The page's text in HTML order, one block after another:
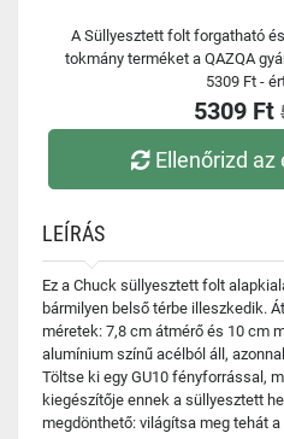
A Süllyesztett folt forgatható
tokmány terméket a QAZQA
5309 Ft -
5309 Ft
Ellenőrizd
LEÍRÁS
Ez a Chuck süllyesztett folt
bármilyen belső térbe illeszkedik.
méretek: 7,8 cm átmérő és 10 cm
alumínium színű acélból áll,
Töltse ki egy GU10 fényforrással,
kiegészítője ennek a süllyesztett
megdönthető: világítsa meg tehát